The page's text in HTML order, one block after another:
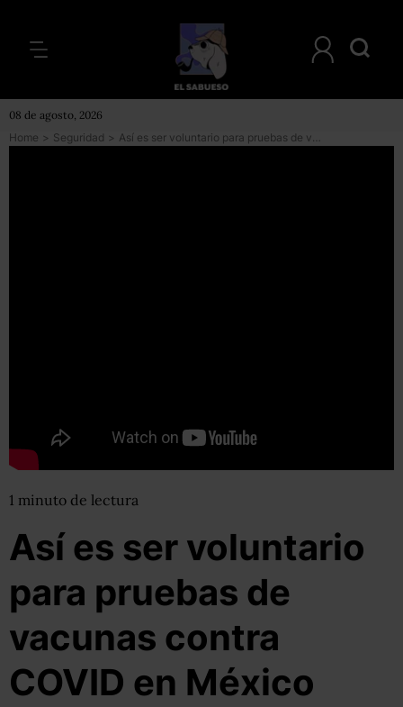
08 de agosto, 2026
Home > Seguridad > Así es ser voluntario para pruebas de vacunas contra COVID en México
1 minuto de lectura
Así es ser voluntario
para pruebas de
vacunas contra
COVID en México